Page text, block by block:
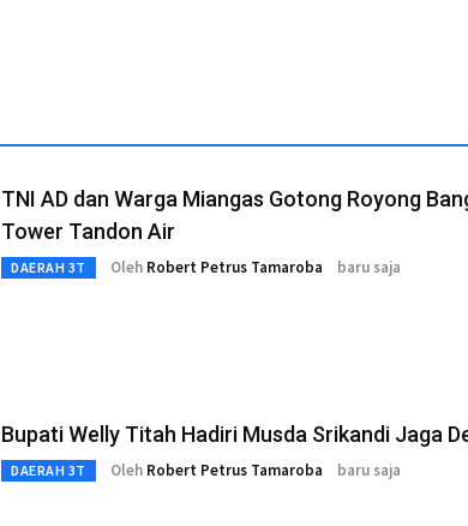
TNI AD dan Warga Miangas Gotong Royong
Tower Tandon Air
DAERAH 3T Oleh Robert Petrus Tamaroba baru saja
Bupati Welly Titah Hadiri Musda Srikandi Jaga
DAERAH 3T Oleh Robert Petrus Tamaroba baru saja